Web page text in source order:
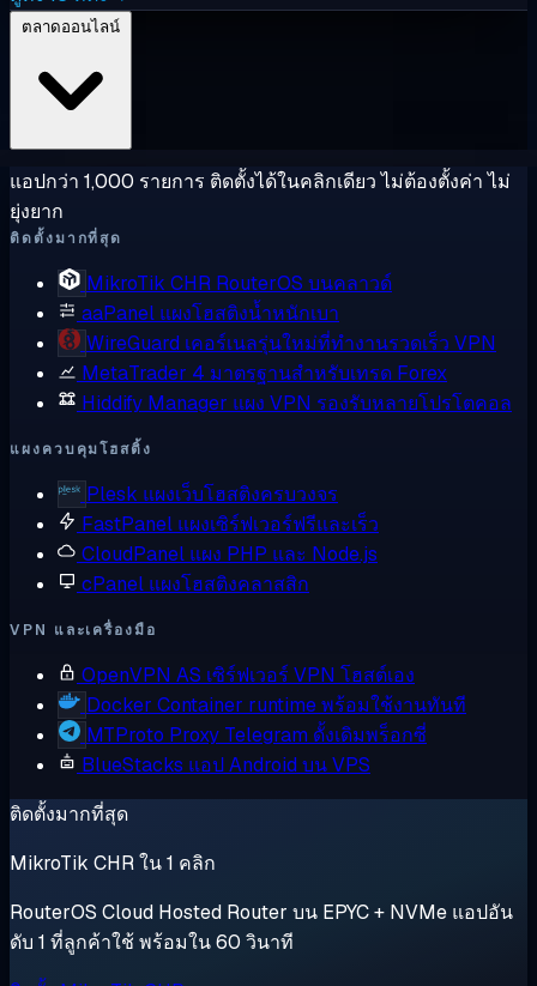
แอปกว่า 1,000 รายการ ติดตั้งได้ในคลิกเดียว ไม่ต้องตั้งค่า ไม่
ยุ่งยาก
ติดตั้งมากที่สุด
MikroTik CHR RouterOS บนคลาวด์
aaPanel แผงโฮสติงน้ำหนักเบา
WireGuard เคอร์เนลรุ่นใหม่ที่ทำงานรวดเร็ว VPN
MetaTrader 4 มาตรฐานสำหรับเทรด Forex
Hiddify Manager แผง VPN รองรับหลายโปรโตคอล
แผงควบคุมโฮสติ้ง
Plesk แผงเว็บโฮสติงครบวงจร
FastPanel แผงเซิร์ฟเวอร์ฟรีและเร็ว
CloudPanel แผง PHP และ Node.js
cPanel แผงโฮสติงคลาสสิก
VPN และเครื่องมือ
OpenVPN AS เซิร์ฟเวอร์ VPN โฮสต์เอง
Docker Container runtime พร้อมใช้งานทันที
MTProto Proxy Telegram ดั้งเดิมพร็อกซี่
BlueStacks แอป Android บน VPS
ติดตั้งมากที่สุด
MikroTik CHR ใน 1 คลิก
RouterOS Cloud Hosted Router บน EPYC + NVMe แอปอัน
ดับ 1 ที่ลูกค้าใช้ พร้อมใน 60 วินาที